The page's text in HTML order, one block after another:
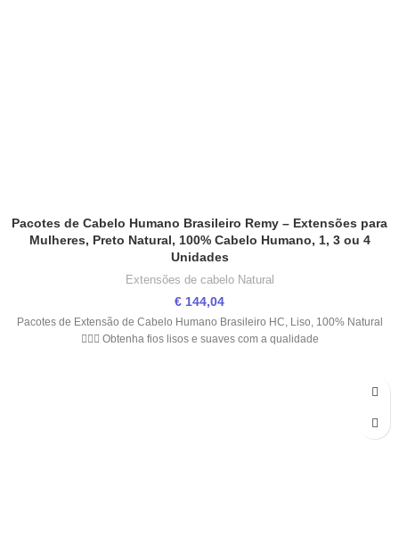
Pacotes de Cabelo Humano Brasileiro Remy – Extensões para
Mulheres, Preto Natural, 100% Cabelo Humano, 1, 3 ou 4
Unidades
Extensões de cabelo Natural
€ 144,04
Pacotes de Extensão de Cabelo Humano Brasileiro HC, Liso, 100% Natural
💇‍♀️✨ Obtenha fios lisos e suaves com a qualidade